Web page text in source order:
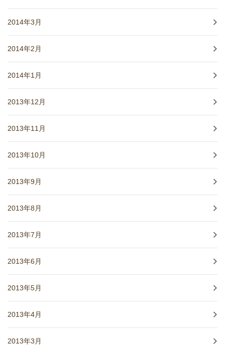
2014年3月
2014年2月
2014年1月
2013年12月
2013年11月
2013年10月
2013年9月
2013年8月
2013年7月
2013年6月
2013年5月
2013年4月
2013年3月